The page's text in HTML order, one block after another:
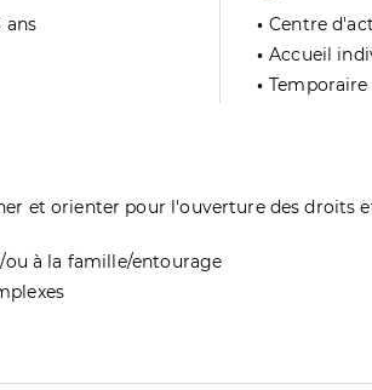
ans
Centre
Accueil
Temporaire
et orienter pour l'ouverture des droits
à la famille/entourage